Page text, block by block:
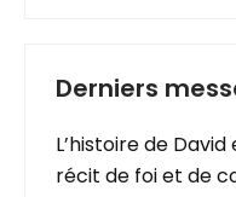
Derniers
L’histoire de
récit de foi et de